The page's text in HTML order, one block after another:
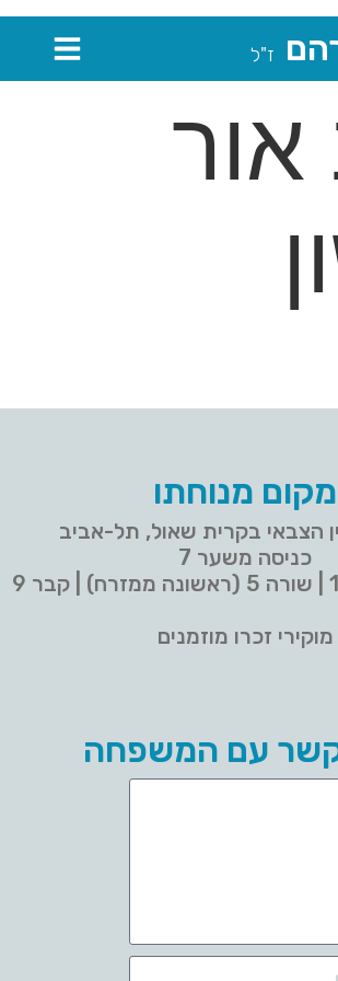
ז"ל
אור
מקום מנוחתו
הצבאי בקרית שאול, תל-אביב
כניסה משער 7
מוקירי זכרו מוזמנים
קשר עם המשפחה